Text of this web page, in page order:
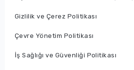
Gizlilik ve Çerez Politikası
Çevre Yönetim Politikası
İş Sağlığı ve Güvenliği Politikası